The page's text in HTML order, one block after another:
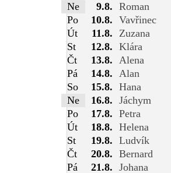
Ne
9.8. Roman
Po
10.8. Vavřinec
Út
11.8.
Zuzana
St
12.8. Klára
Čt
13.8. Alena
Pá
14.8. Alan
So
15.8. Hana
Ne
16.8. Jáchym
Po
17.8. Petra
Út
18.8. Helena
St
19.8. Ludvík
Čt
20.8. Bernard
Pá
21.8. Johana